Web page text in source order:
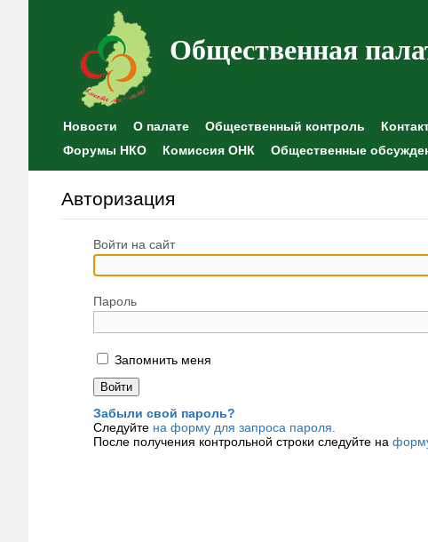
Общественная
Новости О палате Общественный контроль
Форумы НКО
Комиссия ОНК Общественные
Авторизация
Войти на сайт
Пароль
Запомнить меня
Забыли свой пароль?
Следуйте на форму для запроса пароля.
После получения контрольной строки следуйте на